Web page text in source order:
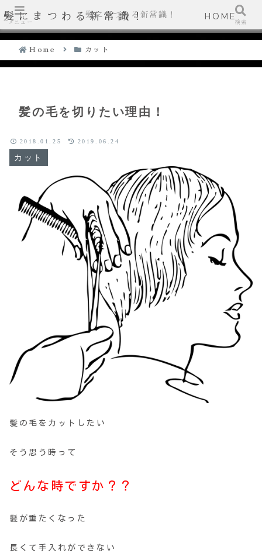
髪にまつわる新常識！ HOME
Home カット
髪の毛を切りたい理由！
カット
2018.01.25 2019.06.24
髪の毛をカットしたい
そう思う時って
どんな時ですか？？
髪が重たくなった
長くて手入れができない
メニュー
髪にまつわる新常識！
検索